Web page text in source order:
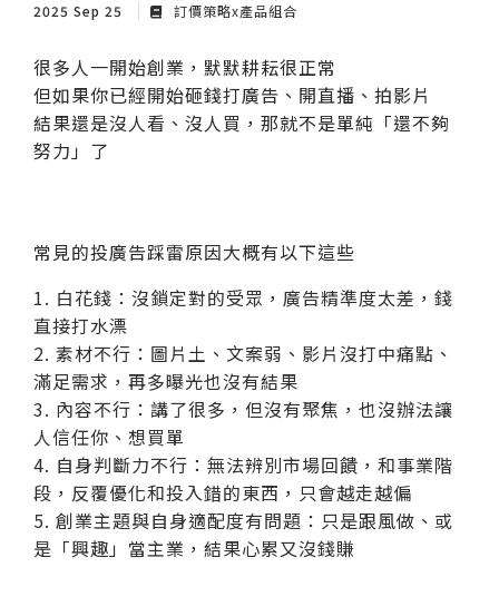
2025 Sep 25 訂價策略x產品組合
很多人一開始創業，默默耕耘很正常
但如果你已經開始砸錢打廣告、開直播、拍影片
結果還是沒人看、沒人買，那就不是單純「還不夠
努力」了
常見的投廣告踩雷原因大概有以下這些
1. 白花錢：沒鎖定對的受眾，廣告精準度太差，錢
直接打水漂
2. 素材不行：圖片土、文案弱、影片沒打中痛點、
滿足需求，再多曝光也沒有結果
3. 內容不行：講了很多，但沒有聚焦，也沒辦法讓
人信任你、想買單
4. 自身判斷力不行：無法辨別市場回饋，和事業階
段，反覆優化和投入錯的東西，只會越走越偏
5. 創業主題與自身適配度有問題：只是跟風做、或
是「興趣」當主業，結果心累又沒錢賺